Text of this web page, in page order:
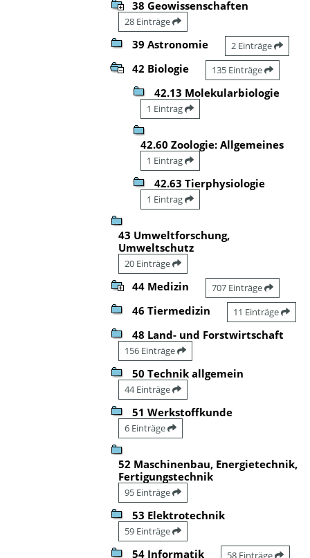
38 Geowissenschaften
28 Einträge
39 Astronomie 2 Einträge
42 Biologie 135 Einträge
42.13 Molekularbiologie
1 Eintrag
42.60 Zoologie: Allgemeines
1 Eintrag
42.63 Tierphysiologie
1 Eintrag
43 Umweltforschung,
Umweltschutz
20 Einträge
44 Medizin 707 Einträge
46 Tiermedizin 11 Einträge
48 Land- und Forstwirtschaft
156 Einträge
50 Technik allgemein
44 Einträge
51 Werkstoffkunde
6 Einträge
52 Maschinenbau, Energietechnik,
Fertigungstechnik
95 Einträge
53 Elektrotechnik
59 Einträge
54 Informatik 58 Einträge